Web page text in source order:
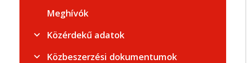
Meghívók
Közérdekű adatok
Közbeszerzési dokumentumok